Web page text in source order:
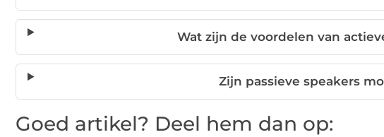
Wat zijn de voordelen van
Zijn passieve speakers
Goed artikel? Deel hem dan op: